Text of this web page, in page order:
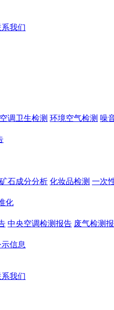
我们
调卫生检测 环境空气检测 噪
矿石成分分析 化妆品检测 一次
化
中央空调检测报告 废气检测
信息
我们